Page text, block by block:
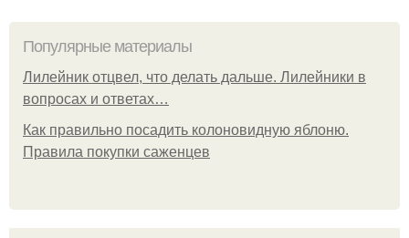
Популярные материалы
Лилейник отцвел, что делать дальше. Лилейники в
вопросах и ответах…
Как правильно посадить колоновидную яблоню.
Правила покупки саженцев